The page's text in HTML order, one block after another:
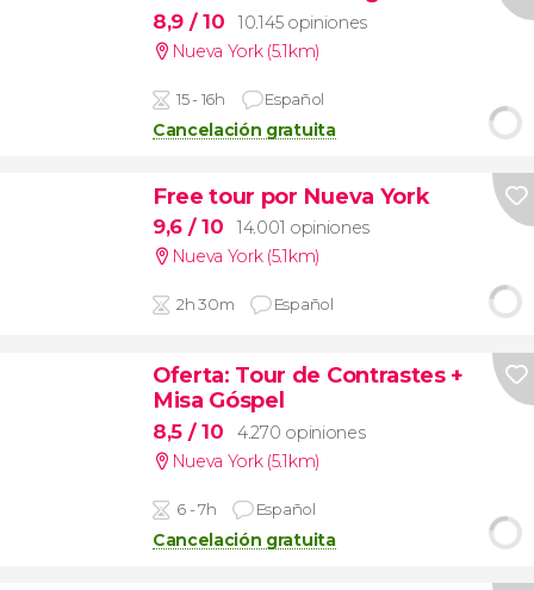
8,9 / 10
10.145 opiniones
Nueva York (5.1km)
15 - 16h Español
Cancelación gratuita
Free tour por Nueva York
9,6 / 10
14.001 opiniones
Nueva York (5.1km)
2h 30m Español
Oferta: Tour de Contrastes +
Misa Góspel
8,5 / 10
4.270 opiniones
Nueva York (5.1km)
6 - 7h Español
Cancelación gratuita